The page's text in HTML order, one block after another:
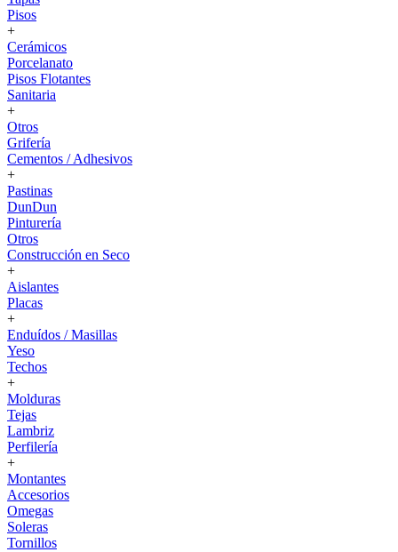
Pisos
+
Cerámicos
Porcelanato
Pisos Flotantes
Sanitaria
+
Otros
Grifería
Cementos / Adhesivos
+
Pastinas
DunDun
Pinturería
Otros
Construcción en Seco
+
Aislantes
Placas
+
Enduídos / Masillas
Yeso
Techos
+
Molduras
Tejas
Lambriz
Perfilería
+
Montantes
Accesorios
Omegas
Soleras
Tornillos